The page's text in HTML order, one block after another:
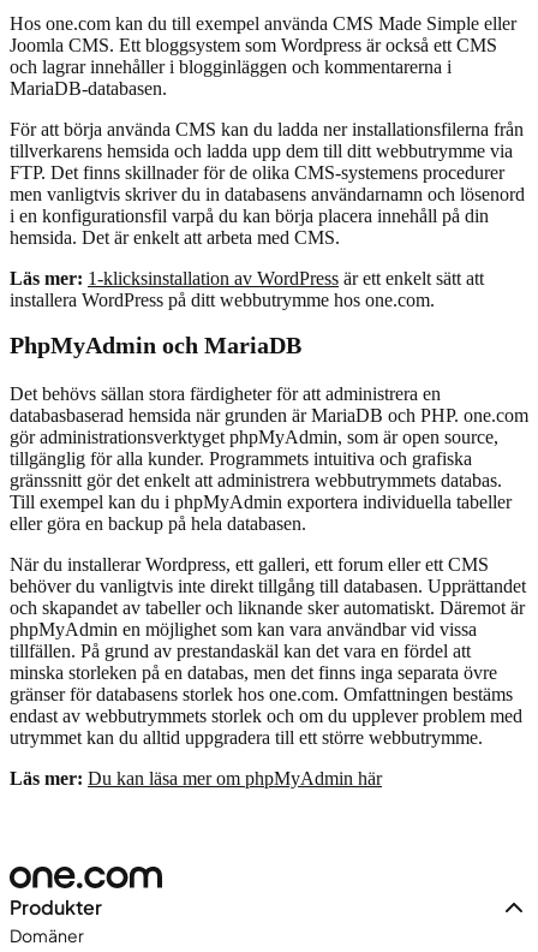
Hos one.com kan du till exempel använda CMS Made Simple eller
Joomla CMS. Ett bloggsystem som Wordpress är också ett CMS
och lagrar innehåller i blogginläggen och kommentarerna i
MariaDB-databasen.
För att börja använda CMS kan du ladda ner installationsfilerna från
tillverkarens hemsida och ladda upp dem till ditt webbutrymme via
FTP. Det finns skillnader för de olika CMS-systemens procedurer
men vanligtvis skriver du in databasens användarnamn och lösenord
i en konfigurationsfil varpå du kan börja placera innehåll på din
hemsida. Det är enkelt att arbeta med CMS.
Läs mer: 1-klicksinstallation av WordPress är ett enkelt sätt att
installera WordPress på ditt webbutrymme hos one.com.
PhpMyAdmin och MariaDB
Det behövs sällan stora färdigheter för att administrera en
databasbaserad hemsida när grunden är MariaDB och PHP. one.com
gör administrationsverktyget phpMyAdmin, som är open source,
tillgänglig för alla kunder. Programmets intuitiva och grafiska
gränssnitt gör det enkelt att administrera webbutrymmets databas.
Till exempel kan du i phpMyAdmin exportera individuella tabeller
eller göra en backup på hela databasen.
När du installerar Wordpress, ett galleri, ett forum eller ett CMS
behöver du vanligtvis inte direkt tillgång till databasen. Upprättandet
och skapandet av tabeller och liknande sker automatiskt. Däremot är
phpMyAdmin en möjlighet som kan vara användbar vid vissa
tillfällen. På grund av prestandaskäl kan det vara en fördel att
minska storleken på en databas, men det finns inga separata övre
gränser för databasens storlek hos one.com. Omfattningen bestäms
endast av webbutrymmets storlek och om du upplever problem med
utrymmet kan du alltid uppgradera till ett större webbutrymme.
Läs mer: Du kan läsa mer om phpMyAdmin här
Produkter
Domäner